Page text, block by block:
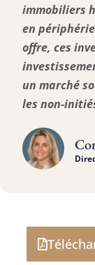
immobiliers
en
offre, ces
un marché
les non-